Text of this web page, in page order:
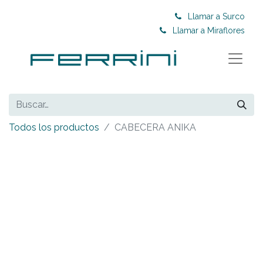
Llamar a Surco
Llamar a Miraflores
Todos los productos CABECERA ANIKA